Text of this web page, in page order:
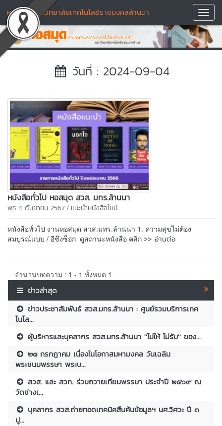
หอสมุด มหาวิทยาลัยเทคโนโลยีราชมงคลล้านนา
วันที่ : 2024-09-04
หนังสือทั่วไป หอสมุด สวส. มทร.ล้านนา
พุธ 4 กันยายน 2567 / แนะนำหนังสือใหม่
หนังสือทั่วไป งานหอสมุด สวส.มทร.ล้านนา 1. ความสุขไม่ต้อง
สมบูรณ์แบบ / อีซึงซ็อก ดูสถานะหนังสือ คลิก >> อ่านต่อ
จำนวนบทความ : 1 - 1 ทั้งหมด 1
ข่าวล่าสุด
ข่าวประชาสัมพันธ์ สวส.มทร.ล้านนา : ศูนย์รวมบริการเทค
โนโล...
ผู้บริหารและบุคลากร สวส.มทร.ล้านนา ''ไม่ให้ ไม่รับ'' ของ...
๒๘ กรกฎาคม เนื่องในโอกาสมหามงคล วันเฉลิม
พระชนมพรรษา พระบ...
สวส. และ สวท. ร่วมถวายเทียนพรรษา ประจำปี ๒๕๖๙ ณ
วัดช่างเ...
บุคลากร สวส.ถ่ายทอดเทคนิคสืบค้นข้อมูลฯ นศ.วิศวะ ปี ๓
ปู...